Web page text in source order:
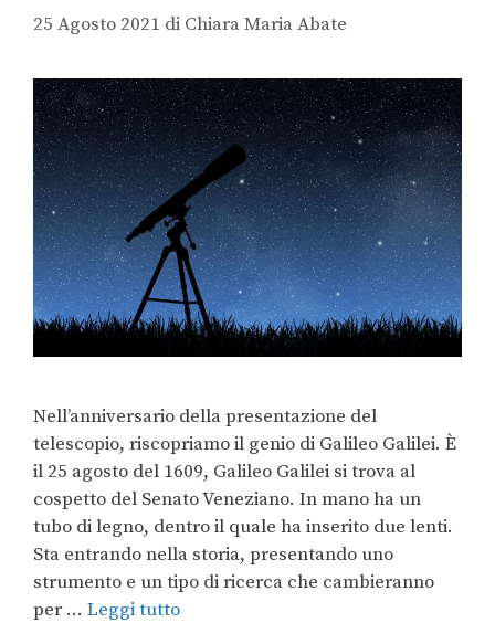
25 Agosto 2021 di Chiara Maria Abate
Nell’anniversario della presentazione del
telescopio, riscopriamo il genio di Galileo Galilei. È
il 25 agosto del 1609, Galileo Galilei si trova al
cospetto del Senato Veneziano. In mano ha un
tubo di legno, dentro il quale ha inserito due lenti.
Sta entrando nella storia, presentando uno
strumento e un tipo di ricerca che cambieranno
per … Leggi tutto